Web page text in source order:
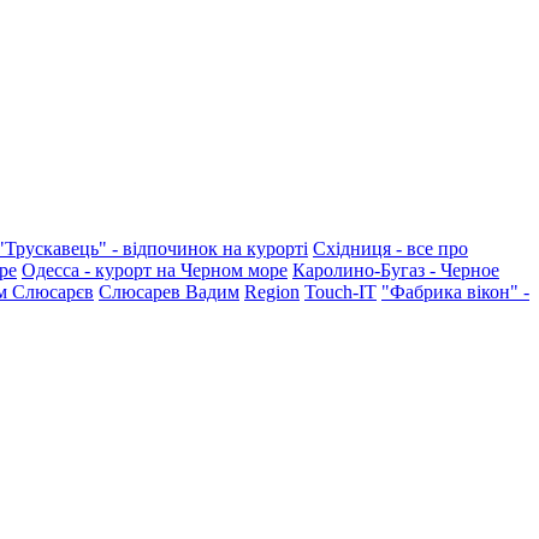
- відпочинок на курорті Східниця - все про
Одесса - курорт на Черном море Каролино-Бугаз - Черное
Слюсарєв Слюсарев Вадим Region Touch-IT "Фабрика вікон" -